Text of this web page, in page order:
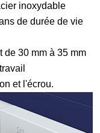
inoxydable
de durée de vie
de 30 mm à 35 mm
et l'écrou.